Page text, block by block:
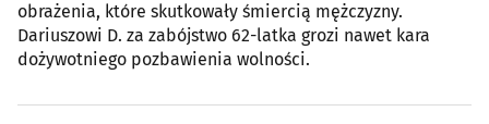
obrażenia, które skutkowały śmiercią mężczyzny.
Dariuszowi D. za zabójstwo 62-latka grozi nawet kara
dożywotniego pozbawienia wolności.